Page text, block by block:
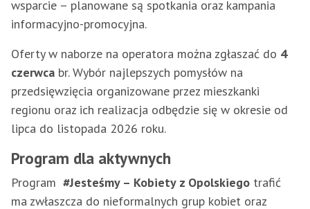
wsparcie – planowane są spotkania oraz kampania
informacyjno-promocyjna.
Oferty w naborze na operatora można zgłaszać do 4
czerwca br. Wybór najlepszych pomysłów na
przedsięwzięcia organizowane przez mieszkanki
regionu oraz ich realizacja odbędzie się w okresie od
lipca do listopada 2026 roku.
Program dla aktywnych
Program #Jesteśmy – Kobiety z Opolskiego trafić
ma zwłaszcza do nieformalnych grup kobiet oraz